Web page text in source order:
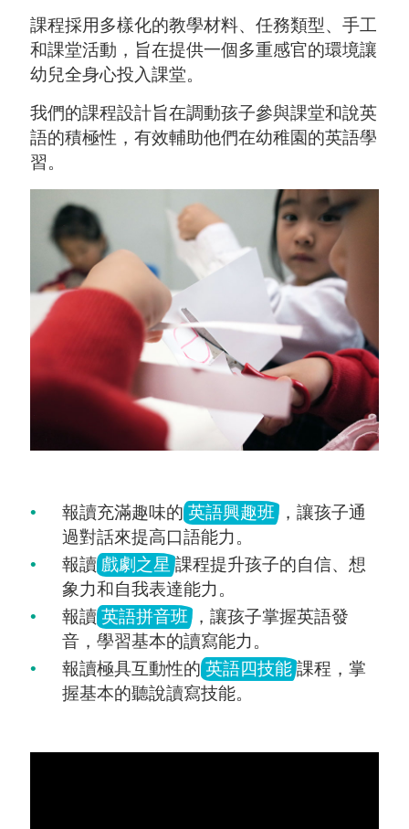
課程採用多樣化的教學材料、任務類型、手工
和課堂活動，旨在提供一個多重感官的環境讓
幼兒全身心投入課堂。
我們的課程設計旨在調動孩子參與課堂和說英
語的積極性，有效輔助他們在幼稚園的英語學
習。
報讀充滿趣味的 英語興趣班，讓孩子通
過對話來提高口語能力。
報讀戲劇之星課程提升孩子的自信、想
象力和自我表達能力。
報讀英語拼音班，讓孩子掌握英語發
音，學習基本的讀寫能力。
報讀極具互動性的 英語四技能課程，掌
握基本的聽說讀寫技能。